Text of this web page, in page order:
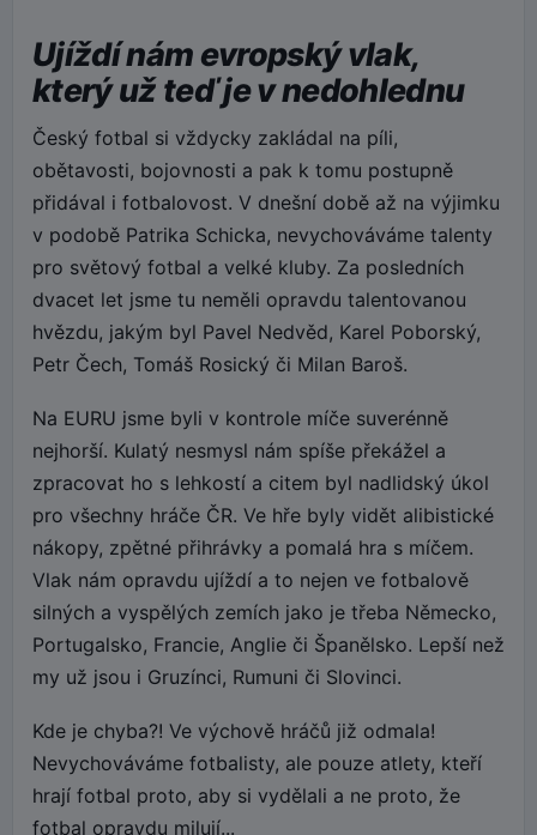
Ujíždí nám evropský vlak,
který už teď je v nedohlednu
Český fotbal si vždycky zakládal na píli,
obětavosti, bojovnosti a pak k tomu postupně
přidával i fotbalovost. V dnešní době až na výjimku
v podobě Patrika Schicka, nevychováváme talenty
pro světový fotbal a velké kluby. Za posledních
dvacet let jsme tu neměli opravdu talentovanou
hvězdu, jakým byl Pavel Nedvěd, Karel Poborský,
Petr Čech, Tomáš Rosický či Milan Baroš.
Na EURU jsme byli v kontrole míče suverénně
nejhorší. Kulatý nesmysl nám spíše překážel a
zpracovat ho s lehkostí a citem byl nadlidský úkol
pro všechny hráče ČR. Ve hře byly vidět alibistické
nákopy, zpětné přihrávky a pomalá hra s míčem.
Vlak nám opravdu ujíždí a to nejen ve fotbalově
silných a vyspělých zemích jako je třeba Německo,
Portugalsko, Francie, Anglie či Španělsko. Lepší než
my už jsou i Gruzínci, Rumuni či Slovinci.
Kde je chyba?! Ve výchově hráčů již odmala!
Nevychováváme fotbalisty, ale pouze atlety, kteří
hrají fotbal proto, aby si vydělali a ne proto, že
fotbal opravdu milují...